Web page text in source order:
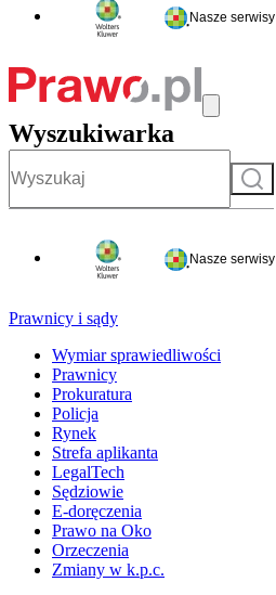
Nasze serwisy
Wyszukiwarka
Szukaj
Nasze serwisy
Prawnicy i sądy
Wymiar sprawiedliwości
Prawnicy
Prokuratura
Policja
Rynek
Strefa aplikanta
LegalTech
Sędziowie
E-doręczenia
Prawo na Oko
Orzeczenia
Zmiany w k.p.c.